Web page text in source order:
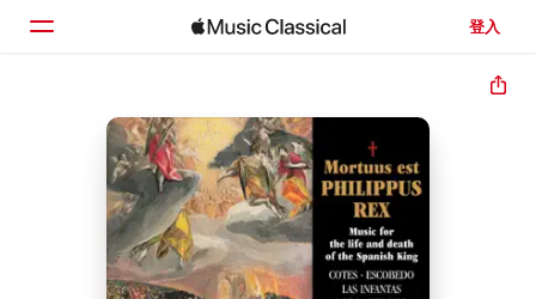
登入
首頁
瀏覽
搜尋